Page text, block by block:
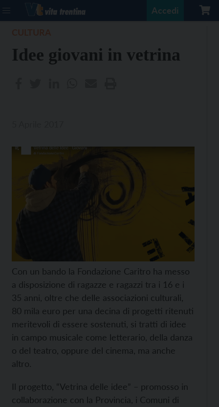
Accedi
Idee giovani in vetrina
Con un bando la Fondazione Caritro ha messo
a disposizione di ragazze e ragazzi tra i 16 e i
35 anni, oltre che delle associazioni culturali,
80 mila euro per una decina di progetti ritenuti
meritevoli di essere sostenuti, si tratti di idee
in campo musicale come letterario, della danza
o del teatro, oppure del cinema, ma anche
altro.
Il progetto, “Vetrina delle idee” – promosso in
collaborazione con la Provincia, i Comuni di